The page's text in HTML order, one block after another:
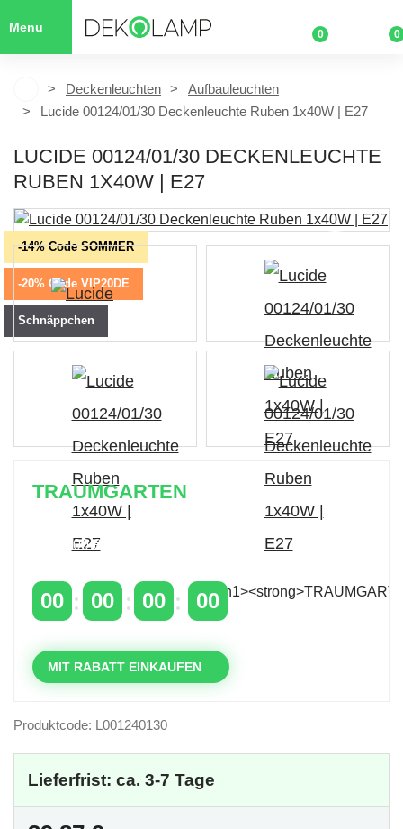
Menu
0 0
Deckenleuchten
Aufbauleuchten
Lucide 00124/01/30 Deckenleuchte Ruben 1x40W | E27
LUCIDE 00124/01/30 DECKENLEUCHTE
RUBEN 1X40W | E27
-14% Code SOMMER
-20% Code VIP20DE
Schnäppchen
TRAUMGARTEN
über 400 €
00 00 00 00
MIT RABATT EINKAUFEN
Produktcode: L001240130
Lieferfrist: ca. 3-7 Tage